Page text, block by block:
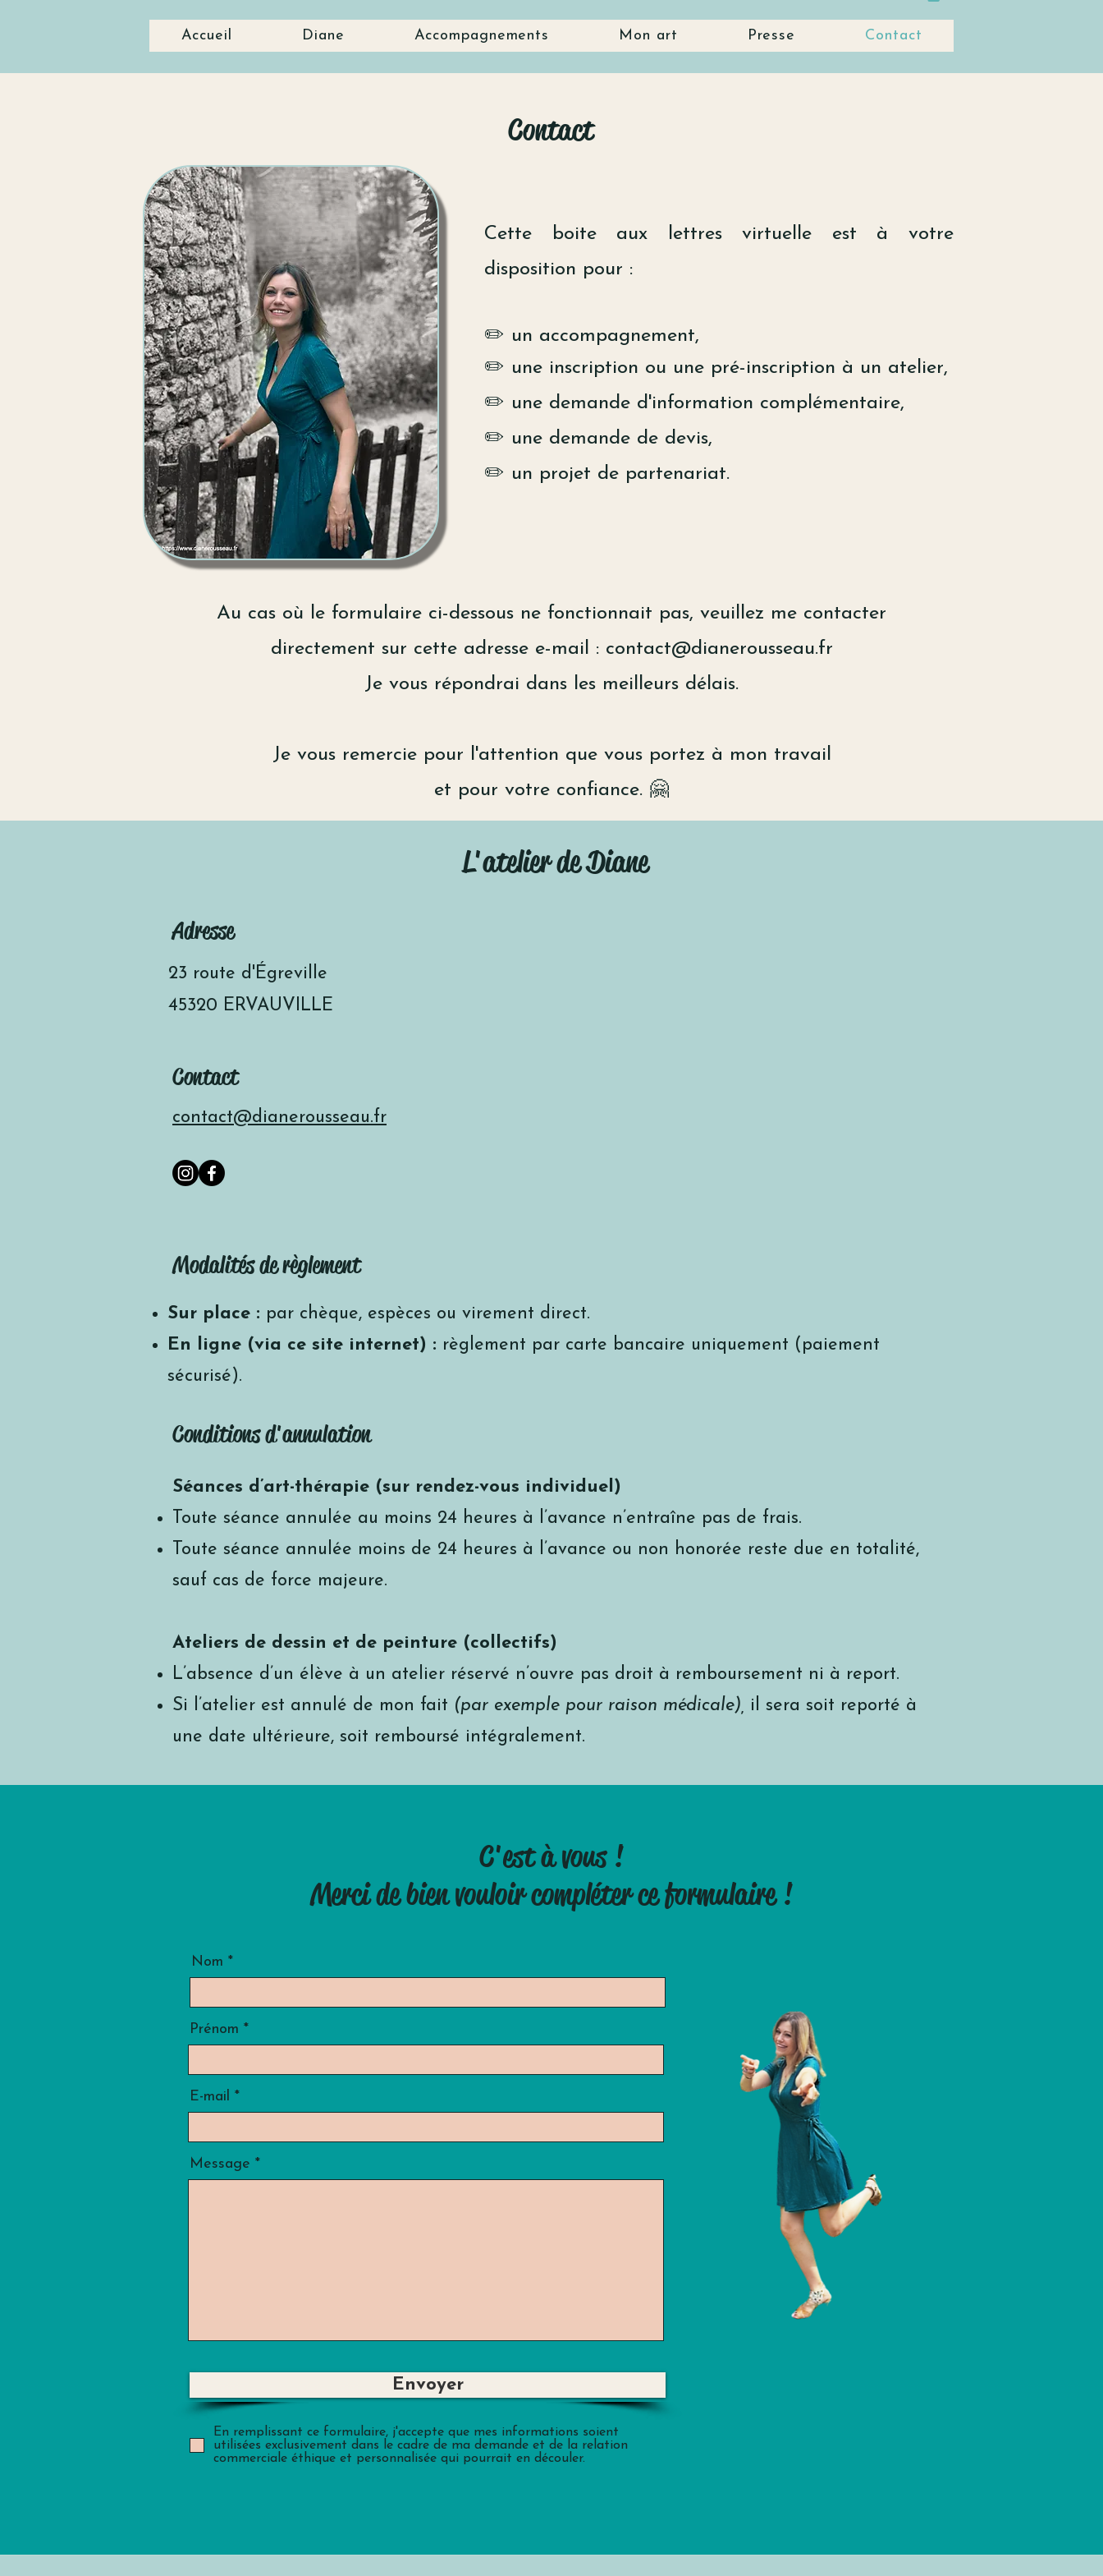
Accueil Diane Accompagnements Mon art Presse Contact
Contact
Cette boite aux lettres virtuelle est à votre
disposition pour :
✏️ un accompagnement,
✏️ une inscription ou une pré-inscription à un atelier,
✏️ une demande d'information complémentaire,
✏️ une demande de devis,
✏️ un projet de partenariat.
Au cas où le formulaire ci-dessous ne fonctionnait pas, veuillez me contacter
directement sur cette adresse e-mail : contact@dianerousseau.fr
Je vous répondrai dans les meilleurs délais.
Je vous remercie pour l'attention que vous portez à mon travail
et pour votre confiance. 🤗
L'atelier de Diane
Adresse
23 route d'Égreville
45320 ERVAUVILLE
Contact
contact@dianerousseau.fr
Modalités de règlement
Sur place : par chèque, espèces ou virement direct.
En ligne (via ce site internet) : règlement par carte bancaire uniquement (paiement
sécurisé).
Conditions d'annulation
Séances d’art-thérapie (sur rendez-vous individuel)
Toute séance annulée au moins 24 heures à l’avance n’entraîne pas de frais.
Toute séance annulée moins de 24 heures à l’avance ou non honorée reste due en totalité,
sauf cas de force majeure.
Ateliers de dessin et de peinture (collectifs)
L’absence d’un élève à un atelier réservé n’ouvre pas droit à remboursement ni à report.
Si l’atelier est annulé de mon fait (par exemple pour raison médicale), il sera soit reporté à
une date ultérieure, soit remboursé intégralement.
C'est à vous !
Merci de bien vouloir compléter ce formulaire !
Prénom
E-mail
Message
Nom
Envoyer
En remplissant ce formulaire, j'accepte que mes informations soient
utilisées exclusivement dans le cadre de ma demande et de la relation
commerciale éthique et personnalisée qui pourrait en découler.